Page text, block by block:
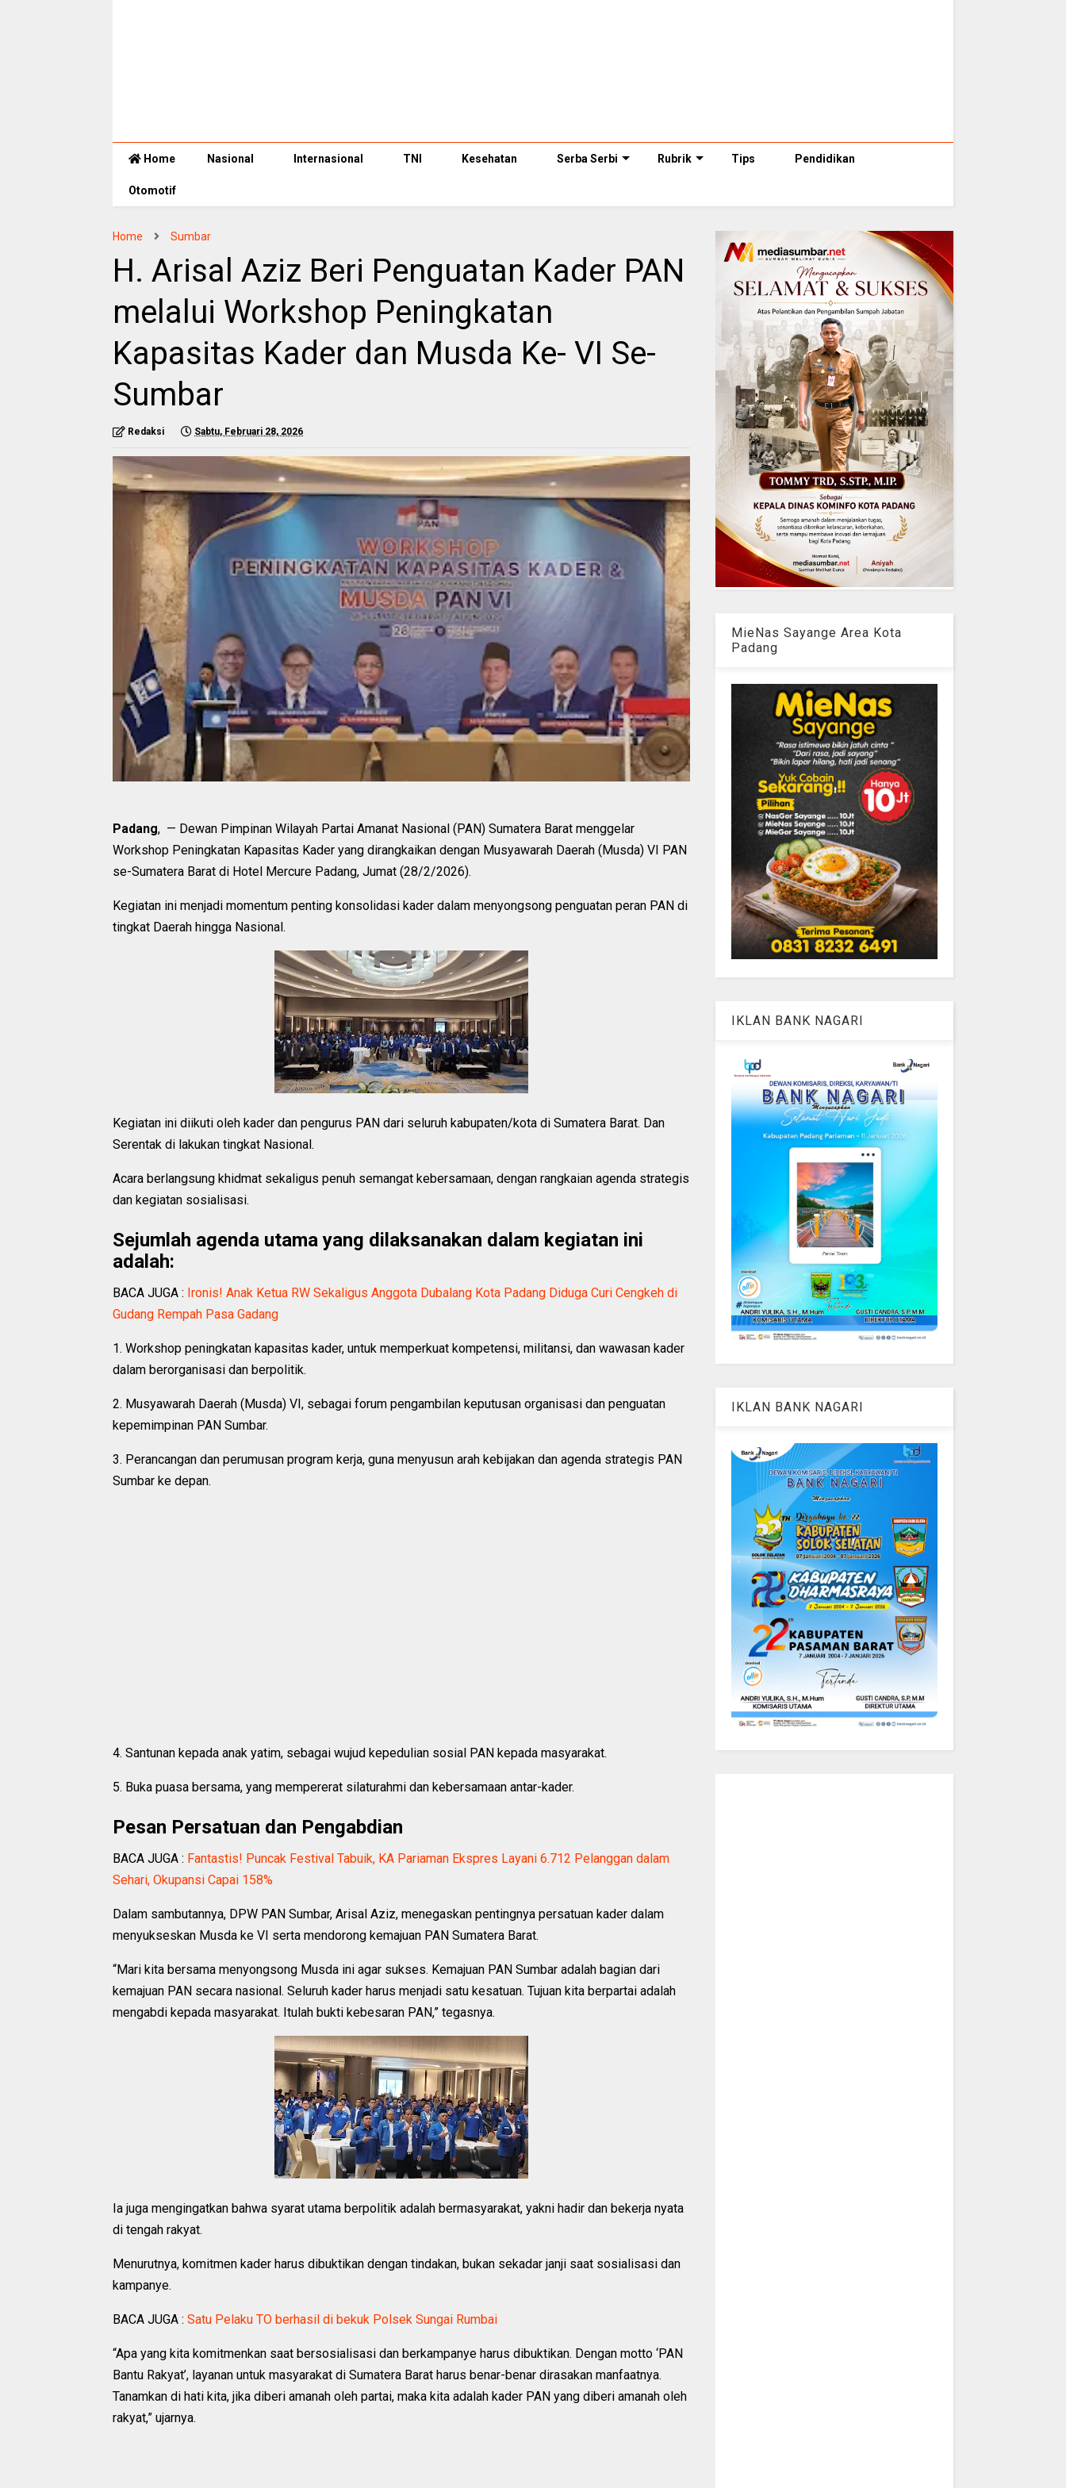
Home Nasional Internasional TNI Kesehatan Serba Serbi Rubrik Tips Pendidikan
Otomotif
Home Sumbar
H. Arisal Aziz Beri Penguatan Kader PAN
melalui Workshop Peningkatan
Kapasitas Kader dan Musda Ke- VI Se-
Sumbar
Redaksi Sabtu, Februari 28, 2026
Padang, — Dewan Pimpinan Wilayah Partai Amanat Nasional (PAN) Sumatera Barat menggelar
Workshop Peningkatan Kapasitas Kader yang dirangkaikan dengan Musyawarah Daerah (Musda) VI PAN
se-Sumatera Barat di Hotel Mercure Padang, Jumat (28/2/2026).
Kegiatan ini menjadi momentum penting konsolidasi kader dalam menyongsong penguatan peran PAN di
tingkat Daerah hingga Nasional.
Kegiatan ini diikuti oleh kader dan pengurus PAN dari seluruh kabupaten/kota di Sumatera Barat. Dan
Serentak di lakukan tingkat Nasional.
Acara berlangsung khidmat sekaligus penuh semangat kebersamaan, dengan rangkaian agenda strategis
dan kegiatan sosialisasi.
Sejumlah agenda utama yang dilaksanakan dalam kegiatan ini
adalah:
BACA JUGA : Ironis! Anak Ketua RW Sekaligus Anggota Dubalang Kota Padang Diduga Curi Cengkeh di
Gudang Rempah Pasa Gadang
1. Workshop peningkatan kapasitas kader, untuk memperkuat kompetensi, militansi, dan wawasan kader
dalam berorganisasi dan berpolitik.
2. Musyawarah Daerah (Musda) VI, sebagai forum pengambilan keputusan organisasi dan penguatan
kepemimpinan PAN Sumbar.
3. Perancangan dan perumusan program kerja, guna menyusun arah kebijakan dan agenda strategis PAN
Sumbar ke depan.
4. Santunan kepada anak yatim, sebagai wujud kepedulian sosial PAN kepada masyarakat.
5. Buka puasa bersama, yang mempererat silaturahmi dan kebersamaan antar-kader.
Pesan Persatuan dan Pengabdian
BACA JUGA : Fantastis! Puncak Festival Tabuik, KA Pariaman Ekspres Layani 6.712 Pelanggan dalam
Sehari, Okupansi Capai 158%
Dalam sambutannya, DPW PAN Sumbar, Arisal Aziz, menegaskan pentingnya persatuan kader dalam
menyukseskan Musda ke VI serta mendorong kemajuan PAN Sumatera Barat.
“Mari kita bersama menyongsong Musda ini agar sukses. Kemajuan PAN Sumbar adalah bagian dari
kemajuan PAN secara nasional. Seluruh kader harus menjadi satu kesatuan. Tujuan kita berpartai adalah
mengabdi kepada masyarakat. Itulah bukti kebesaran PAN,” tegasnya.
Ia juga mengingatkan bahwa syarat utama berpolitik adalah bermasyarakat, yakni hadir dan bekerja nyata
di tengah rakyat.
Menurutnya, komitmen kader harus dibuktikan dengan tindakan, bukan sekadar janji saat sosialisasi dan
kampanye.
BACA JUGA : Satu Pelaku TO berhasil di bekuk Polsek Sungai Rumbai
“Apa yang kita komitmenkan saat bersosialisasi dan berkampanye harus dibuktikan. Dengan motto ‘PAN
Bantu Rakyat’, layanan untuk masyarakat di Sumatera Barat harus benar-benar dirasakan manfaatnya.
Tanamkan di hati kita, jika diberi amanah oleh partai, maka kita adalah kader PAN yang diberi amanah oleh
rakyat,” ujarnya.
MieNas Sayange Area Kota
Padang
IKLAN BANK NAGARI
IKLAN BANK NAGARI